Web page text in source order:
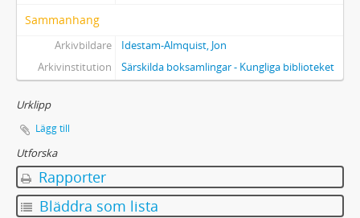
S: Dokumentation rörande samlingen
Sammanhang
Arkivbildare
Idestam-Almquist, Jon
Arkivinstitution
Särskilda boksamlingar - Kungliga biblioteket
Urklipp
Lägg till
Utforska
Rapporter
Bläddra som lista